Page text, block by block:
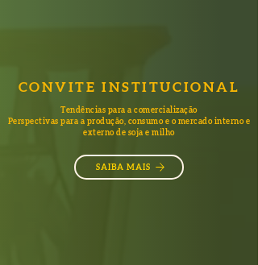
CONVITE INSTITUCIONAL
Tendências para a comercialização
Perspectivas para a produção, consumo e o mercado interno e
externo de soja e milho
SAIBA MAIS